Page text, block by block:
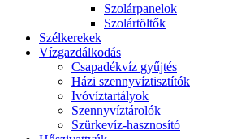
Szolárpanelok
Szolártöltők
Szélkerekek
Vízgazdálkodás
Csapadékvíz gyűjtés
Házi szennyvíztisztítók
Ivóvíztartályok
Szennyvíztárolók
Szürkevíz-hasznosító